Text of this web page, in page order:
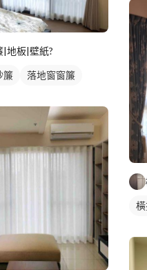
|地板|壁紙?
簾 落地窗窗簾